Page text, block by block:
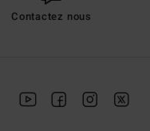
Contactez nous